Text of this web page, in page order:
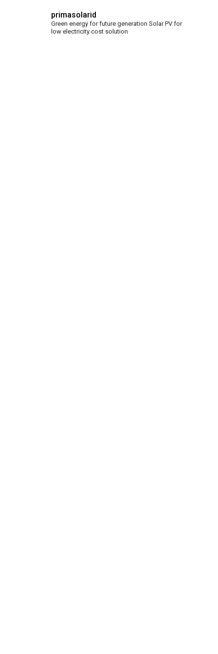
primasolarid
Green energy for future generation Solar PV for
low electricity cost solution